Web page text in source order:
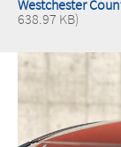
Westchester
638.97 KB)